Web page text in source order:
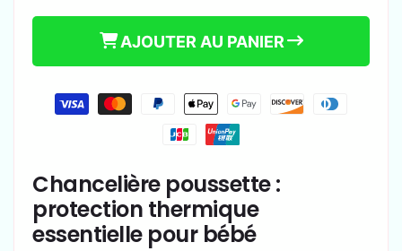
habituel
€27,99
poussette
|
poussette
|
AJOUTER AU PANIER
Moyens
Chancelière poussette :
protection thermique
essentielle pour bébé